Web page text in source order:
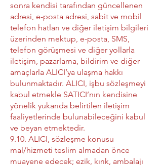
sonra kendisi tarafından güncellenen
adresi, e-posta adresi, sabit ve mobil
telefon hatları ve diğer iletişim bilgileri
üzerinden mektup, e-posta, SMS,
telefon görüşmesi ve diğer yollarla
iletişim, pazarlama, bildirim ve diğer
amaçlarla ALICI’ya ulaşma hakkı
bulunmaktadır. ALICI, işbu sözleşmeyi
kabul etmekle SATICI’nın kendisine
yönelik yukarıda belirtilen iletişim
faaliyetlerinde bulunabileceğini kabul
ve beyan etmektedir.
9.10. ALICI, sözleşme konusu
mal/hizmeti teslim almadan önce
muayene edecek; ezik, kırık, ambalajı